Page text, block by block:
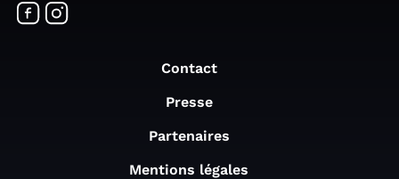
Contact
Presse
Partenaires
Mentions légales